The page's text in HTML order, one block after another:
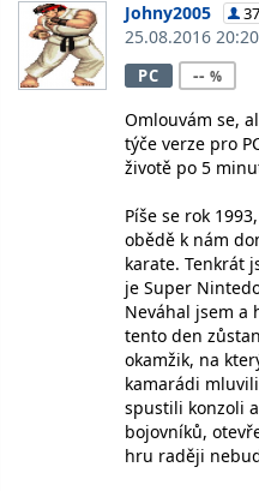
Johny2005
25.08.2016 20:20
PC
--
Omlouvám se,
týče verze pro
životě po 5
Píše se rok
obědě k nám
karate. Tenkrát
je Super
Neváhal jsem a
tento den
okamžik, na
kamarádi
spustili konzoli
bojovníků,
hru raději